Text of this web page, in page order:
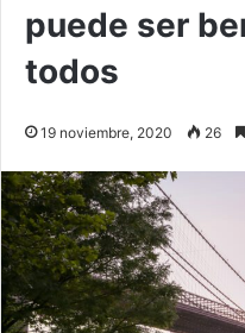
puede ser
todos
19 noviembre, 2020 26